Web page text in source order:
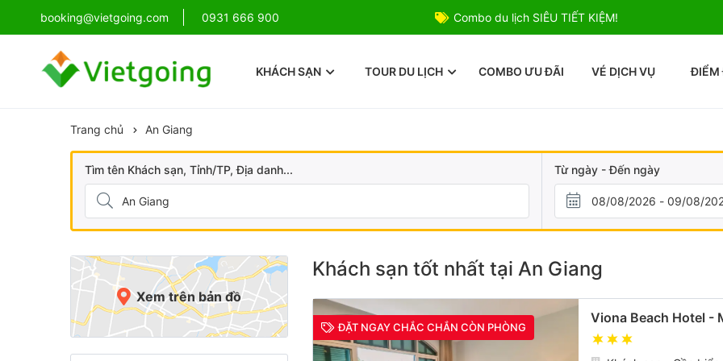
booking@vietgoing.com 0931 666 900
Combo Phú Quốc Giá Cực Sốc Combo du lịch SIÊU TIẾT KIỆM!
KHÁCH SẠN TOUR DU LỊCH COMBO ƯU ĐÃI VÉ DỊCH VỤ ĐIỂM
Trang chủ An Giang
Tìm tên Khách sạn, Tỉnh/TP, Địa danh... Từ ngày - Đến ngày
Xem trên bản đồ
Khách sạn tốt nhất tại An Giang
ĐẶT NGAY CHẮC CHẮN CÒN PHÒNG
Viona Beach Hotel -